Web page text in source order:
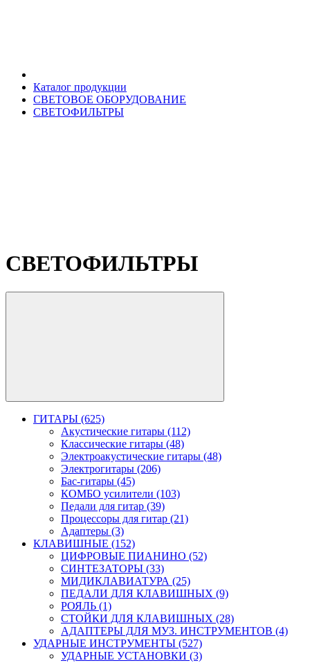
Каталог продукции
СВЕТОВОЕ ОБОРУДОВАНИЕ
СВЕТОФИЛЬТРЫ
СВЕТОФИЛЬТРЫ
ГИТАРЫ (625)
Акустические гитары (112)
Классические гитары (48)
Электроакустические гитары (48)
Электрогитары (206)
Бас-гитары (45)
КОМБО усилители (103)
Педали для гитар (39)
Процессоры для гитар (21)
Адаптеры (3)
КЛАВИШНЫЕ (152)
ЦИФРОВЫЕ ПИАНИНО (52)
СИНТЕЗАТОРЫ (33)
МИДИКЛАВИАТУРА (25)
ПЕДАЛИ ДЛЯ КЛАВИШНЫХ (9)
РОЯЛЬ (1)
СТОЙКИ ДЛЯ КЛАВИШНЫХ (28)
АДАПТЕРЫ ДЛЯ МУЗ. ИНСТРУМЕНТОВ (4)
УДАРНЫЕ ИНСТРУМЕНТЫ (527)
УДАРНЫЕ УСТАНОВКИ (3)